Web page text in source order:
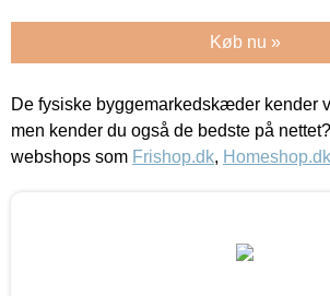
Køb nu »
De fysiske byggemarkedskæder kender
men kender du også de bedste på
webshops som Frishop.dk, Homeshop.dk